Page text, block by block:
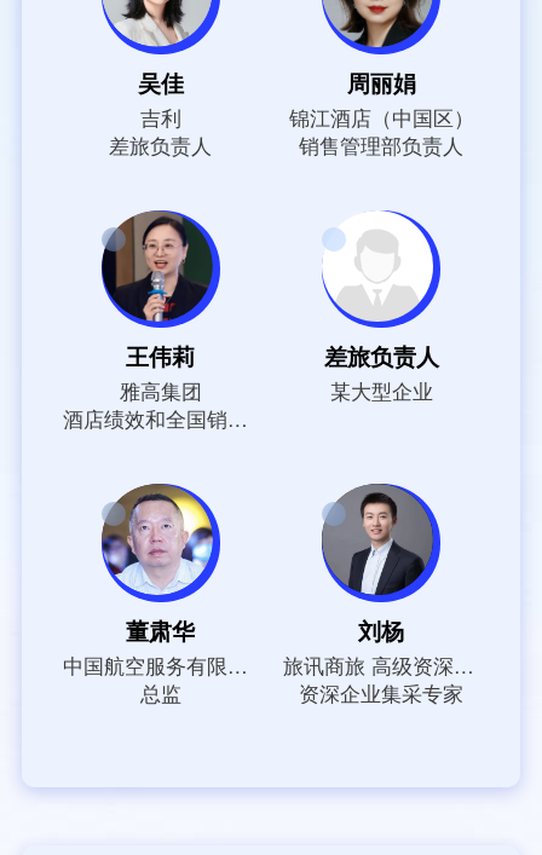
吴佳
吉利
差旅负责人
周丽娟
锦江酒店（中国区）
销售管理部负责人
王伟莉
雅高集团
酒店绩效和全国销售商务执行总监
差旅负责人
某大型企业
董肃华
中国航空服务有限公司
总监
刘杨
旅讯商旅 高级资深讲师
资深企业集采专家